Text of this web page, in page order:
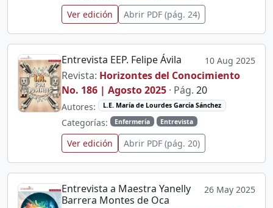
Ver edición Abrir PDF (pág. 24)
Entrevista EEP. Felipe Ávila 10 Aug 2025
Revista: Horizontes del Conocimiento
No. 186 | Agosto 2025 · Pág. 20
Autores: L.E. María de Lourdes García Sánchez
Categorías: Enfermería Entrevista
Ver edición Abrir PDF (pág. 20)
Entrevista a Maestra Yanelly
Barrera Montes de Oca
26 May 2025